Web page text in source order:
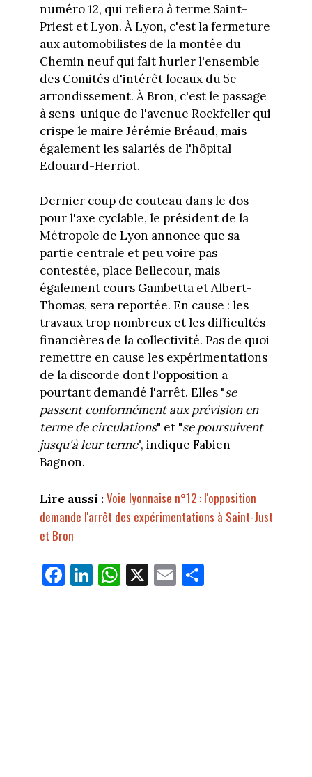
numéro 12, qui reliera à terme Saint-
Priest et Lyon. À Lyon, c'est la fermeture
aux automobilistes de la montée du
Chemin neuf qui fait hurler l'ensemble
des Comités d'intérêt locaux du 5e
arrondissement. À Bron, c'est le passage
à sens-unique de l'avenue Rockfeller qui
crispe le maire Jérémie Bréaud, mais
également les salariés de l'hôpital
Edouard-Herriot.
Dernier coup de couteau dans le dos
pour l'axe cyclable, le président de la
Métropole de Lyon annonce que sa
partie centrale et peu voire pas
contestée, place Bellecour, mais
également cours Gambetta et Albert-
Thomas, sera reportée. En cause : les
travaux trop nombreux et les difficultés
financières de la collectivité. Pas de quoi
remettre en cause les expérimentations
de la discorde dont l'opposition a
pourtant demandé l'arrêt. Elles "se
passent conformément aux prévision en
terme de circulations" et "se poursuivent
jusqu'à leur terme", indique Fabien
Bagnon.
Lire aussi : Voie lyonnaise n°12 : l'opposition
demande l'arrêt des expérimentations à Saint-Just
et Bron
Fa
ce
Li
nk
W
ha
X E
m
Pa
rt